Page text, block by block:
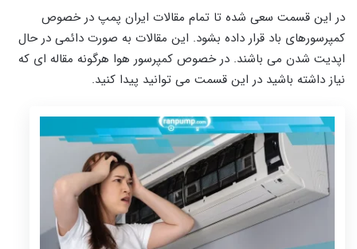
در این قسمت سعی شده تا تمام مقالات ایران پمپ در خصوص
کمپرسورهای باد قرار داده بشود. این مقالات به صورت دائمی در حال
اپدیت شدن می باشند. در خصوص کمپرسور هوا هرگونه مقاله ای که
نیاز داشته باشید در این قسمت می توانید پیدا کنید.